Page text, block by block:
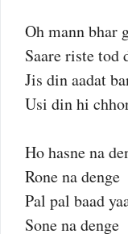
Oh mann bhar
Saare riste tod
Jis din aadat
Usi din hi
Ho hasne na
Rone na denge
Pal pal baad
Sone na denge